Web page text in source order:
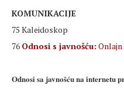
KOMUNIKACIJE
75 Kaleidoskop
76 Odnosi s javnošću: Onlajn
Odnosi sa javnošću na internetu